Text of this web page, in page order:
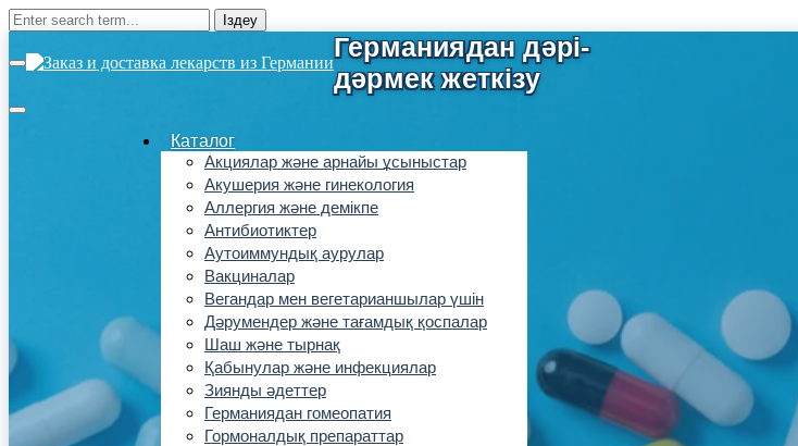
Каталог
Акциялар және арнайы ұсыныстар
Акушерия және гинекология
Аллергия және демікпе
Антибиотиктер
Аутоиммундық аурулар
Вакциналар
Вегандар мен вегетарианшылар үшін
Дәрумендер және тағамдық қоспалар
Шаш және тырнақ
Қабынулар және инфекциялар
Зиянды әдеттер
Германиядан гомеопатия
Гормоналдық препараттар